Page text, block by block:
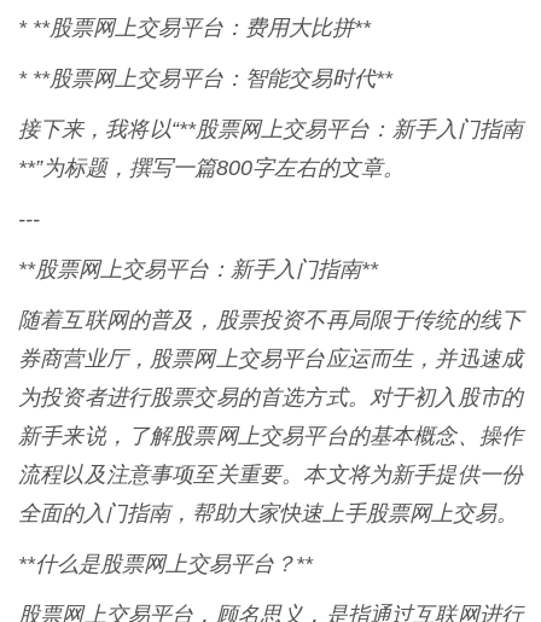
* **股票网上交易平台：费用大比拼**
* **股票网上交易平台：智能交易时代**
接下来，我将以“**股票网上交易平台：新手入门指南
**”为标题，撰写一篇800字左右的文章。
---
**股票网上交易平台：新手入门指南**
随着互联网的普及，股票投资不再局限于传统的线下
券商营业厅，股票网上交易平台应运而生，并迅速成
为投资者进行股票交易的首选方式。对于初入股市的
新手来说，了解股票网上交易平台的基本概念、操作
流程以及注意事项至关重要。本文将为新手提供一份
全面的入门指南，帮助大家快速上手股票网上交易。
**什么是股票网上交易平台？**
股票网上交易平台，顾名思义，是指通过互联网进行